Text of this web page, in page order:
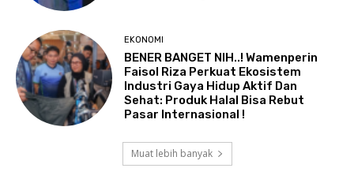
EKONOMI
BENER BANGET NIH..! Wamenperin
Faisol Riza Perkuat Ekosistem
Industri Gaya Hidup Aktif Dan
Sehat: Produk Halal Bisa Rebut
Pasar Internasional !
Muat lebih banyak